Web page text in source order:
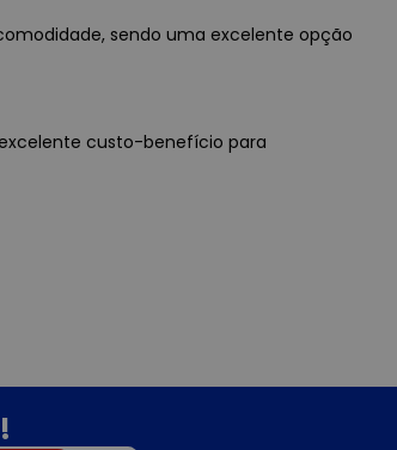
sendo uma excelente opção
excelente custo-benefício para